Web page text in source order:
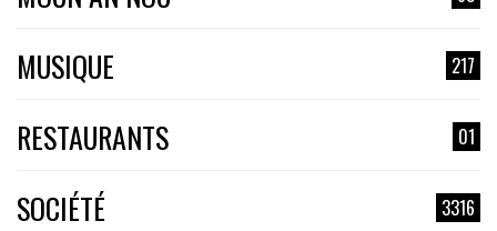
MUSIQUE 217
RESTAURANTS 01
SOCIÉTÉ 3316